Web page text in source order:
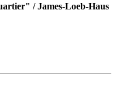
/ James-Loeb-Haus